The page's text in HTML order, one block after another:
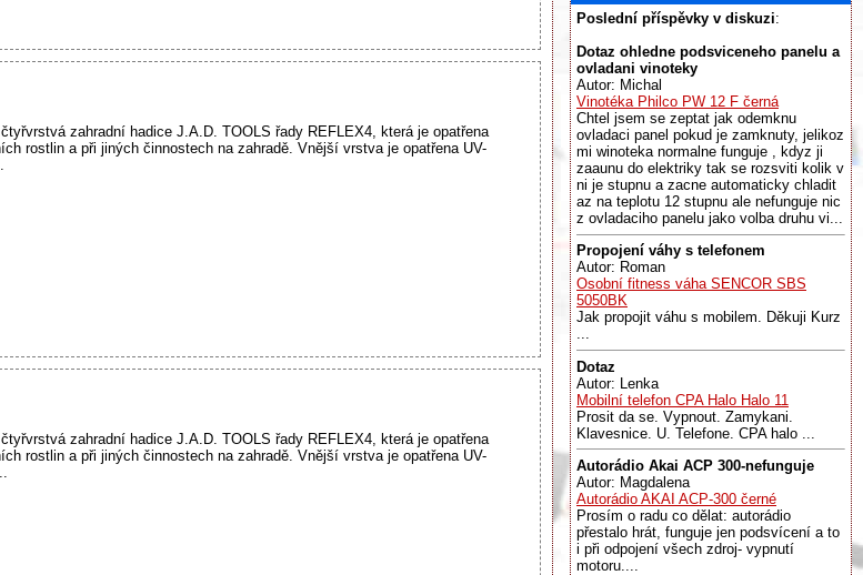
zahradní hadice J.A.D. TOOLS řady REFLEX4, která je opatřena
rostlin a při jiných činnostech na zahradě. Vnější vrstva je opatřena UV-
zahradní hadice J.A.D. TOOLS řady REFLEX4, která je opatřena
rostlin a při jiných činnostech na zahradě. Vnější vrstva je opatřena UV-
Poslední příspěvky v diskuzi:
Dotaz ohledne podsviceneho panelu a
ovladani vinoteky
Autor: Michal
Vinotéka Philco PW 12 F černá
Chtel jsem se zeptat jak odemknu
ovladaci panel pokud je zamknuty, jelikoz
mi winoteka normalne funguje , kdyz ji
zaaunu do elektriky tak se rozsviti kolik v
ni je stupnu a zacne automaticky chladit
az na teplotu 12 stupnu ale nefunguje nic
z ovladaciho panelu jako volba druhu vi...
Propojení váhy s telefonem
Autor: Roman
Osobní fitness váha SENCOR SBS
5050BK
Jak propojit váhu s mobilem. Děkuji Kurz
...
Dotaz
Autor: Lenka
Mobilní telefon CPA Halo Halo 11
Prosit da se. Vypnout. Zamykani.
Klavesnice. U. Telefone. CPA halo ...
Autorádio Akai ACP 300-nefunguje
Autor: Magdalena
Autorádio AKAI ACP-300 černé
Prosím o radu co dělat: autorádio
přestalo hrát, funguje jen podsvícení a to
i při odpojení všech zdroj- vypnutí
motoru....